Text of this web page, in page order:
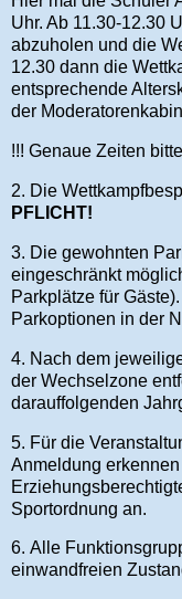
Uhr. Ab 11.30-12.30
abzuholen und die
12.30 dann die
entsprechende
der
!!! Genaue Zeiten
2. Die
PFLICHT!
3. Die gewohnten
eingeschränkt
Parkplätze für
Parkoptionen in der
4. Nach dem
der Wechselzone
darauffolgenden
5. Für die
Anmeldung
Sportordnung an.
6. Alle
einwandfreien